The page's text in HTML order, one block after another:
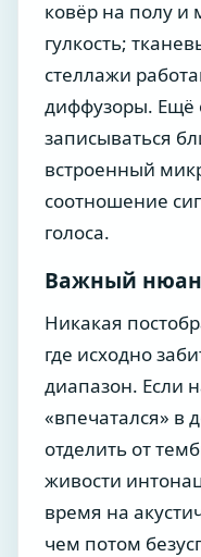
ковёр на полу и
гулкость;
стеллажи
диффузоры.
записываться
встроенный
соотношение
голоса.
Важный
Никакая
где исходно
диапазон. Если
«впечатался» в
отделить от
живости
время на
чем потом